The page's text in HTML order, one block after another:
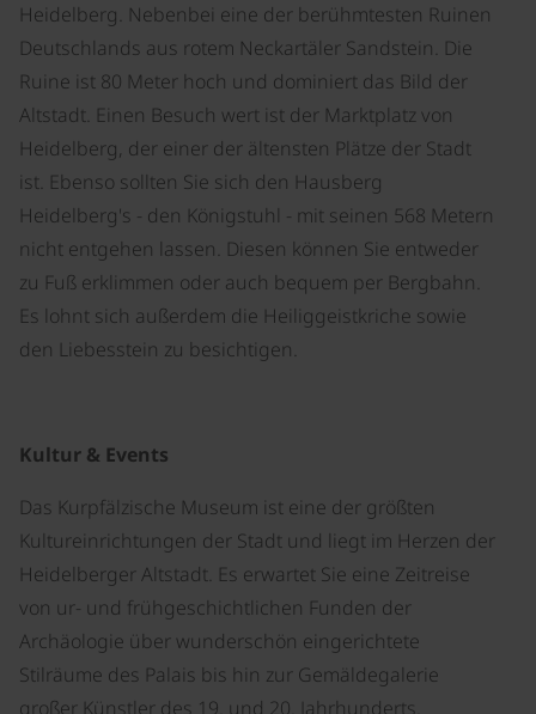
Heidelberg. Nebenbei eine der berühmtesten Ruinen
Deutschlands aus rotem Neckartäler Sandstein. Die
Ruine ist 80 Meter hoch und dominiert das Bild der
Altstadt. Einen Besuch wert ist der Marktplatz von
Heidelberg, der einer der ältensten Plätze der Stadt
ist. Ebenso sollten Sie sich den Hausberg
Heidelberg's - den Königstuhl - mit seinen 568 Metern
nicht entgehen lassen. Diesen können Sie entweder
zu Fuß erklimmen oder auch bequem per Bergbahn.
Es lohnt sich außerdem die Heiliggeistkriche sowie
den Liebesstein zu besichtigen.
Kultur & Events
Das Kurpfälzische Museum ist eine der größten
Kultureinrichtungen der Stadt und liegt im Herzen der
Heidelberger Altstadt. Es erwartet Sie eine Zeitreise
von ur- und frühgeschichtlichen Funden der
Archäologie über wunderschön eingerichtete
Stilräume des Palais bis hin zur Gemäldegalerie
großer Künstler des 19. und 20. Jahrhunderts.